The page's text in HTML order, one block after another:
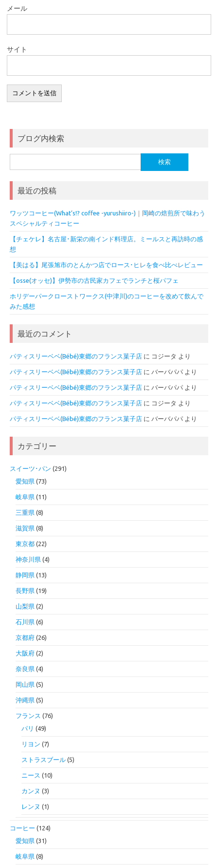
メール
サイト
ブログ内検索
索:
最近の投稿
ワッツコーヒー(What’s!? coffee -yurushiiro-)｜岡崎の焙煎所で味わう
スペシャルティコーヒー
【チェケレ】名古屋･新栄の南インド料理店。ミールスと再訪時の感
想
【美はる】尾張旭市のとんかつ店でロース･ヒレを食べ比べレビュー
【osse(オッセ)】伊勢市の古民家カフェでランチと桜パフェ
ホリデーパークローストワークス(中津川)のコーヒーを改めて飲んで
みた感想
最近のコメント
パティスリーベベ(Bébé)東郷のフランス菓子店 に コジータ より
パティスリーベベ(Bébé)東郷のフランス菓子店 に バーバパパ より
パティスリーベベ(Bébé)東郷のフランス菓子店 に バーバパパ より
パティスリーベベ(Bébé)東郷のフランス菓子店 に コジータ より
パティスリーベベ(Bébé)東郷のフランス菓子店 に バーバパパ より
カテゴリー
スイーツ･パン (291)
愛知県 (73)
岐阜県 (11)
三重県 (8)
滋賀県 (8)
東京都 (22)
神奈川県 (4)
静岡県 (13)
長野県 (19)
山梨県 (2)
石川県 (6)
京都府 (26)
大阪府 (2)
奈良県 (4)
岡山県 (5)
沖縄県 (5)
フランス (76)
パリ (49)
リヨン (7)
ストラスブール (5)
ニース (10)
カンヌ (3)
レンヌ (1)
コーヒー (124)
愛知県 (31)
岐阜県 (8)